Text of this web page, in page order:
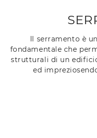
Il serramento è
fondamentale che
strutturali di un
ed